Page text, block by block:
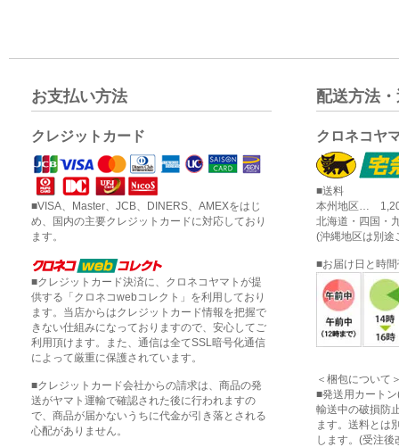
お支払い方法
クレジットカード
■VISA、Master、JCB、DINERS、AMEXをはじ
め、国内の主要クレジットカードに対応しており
ます。
■クレジットカード決済に、クロネコヤマトが提
供する「クロネコwebコレクト」を利用しており
ます。当店からはクレジットカード情報を把握で
きない仕組みになっておりますので、安心してご
利用頂けます。また、通信は全てSSL暗号化通信
によって厳重に保護されています。
■クレジットカード会社からの請求は、商品の発
送がヤマト運輸で確認された後に行われますの
で、商品が届かないうちに代金が引き落とされる
心配がありません。
配送方法
クロネコヤ
■送料
本州地区…
北海道・四国
(沖縄地区は別途
■お届け日と時
＜梱包について
■発送用カート
輸送中の破損防
ます。送料とは
します。(受注